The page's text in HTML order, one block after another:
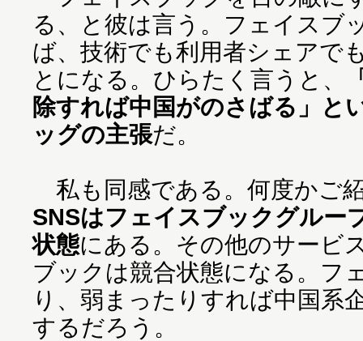
る、と彼は言う。フェイスブ
ば、技術でも利用者シェアで
とになる。ひらたく言うと、
除すれば中国がのさばる」と
ッグの主張だ。
私も同感である。何度かご
SNSはフェイスブックグルー
状態にある。その他のサービ
ブックは競合状態になる。フ
り、弱まったりすれば中国系
するだろう。